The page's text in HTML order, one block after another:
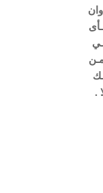
.